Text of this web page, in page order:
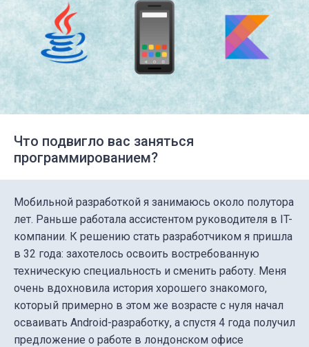
Что подвигло вас заняться
программированием?
Мобильной разработкой я занимаюсь около полутора
лет. Раньше работала ассистентом руководителя в IT-
компании. К решению стать разработчиком я пришла
в 32 года: захотелось освоить востребованную
техническую специальность и сменить работу. Меня
очень вдохновила история хорошего знакомого,
который примерно в этом же возрасте с нуля начал
осваивать Android-разработку, а спустя 4 года получил
предложение о работе в лондонском офисе